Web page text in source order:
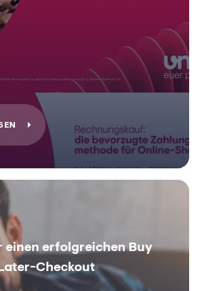
einen erfolgreichen Buy
Checkout